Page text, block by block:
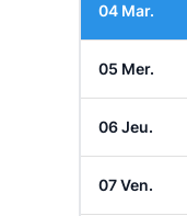
04 Mar.
05 Mer.
06 Jeu.
07 Ven.